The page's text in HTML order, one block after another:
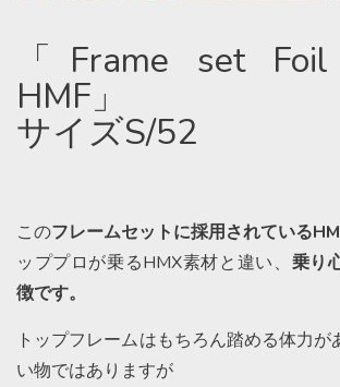
「Frame set
HMF」
サイズS/52
このフレームセットに採用されている
ッププロが乗るHMX素材と違い、 乗り
徴です。
トップフレームはもちろん踏める体力
い物ではありますが